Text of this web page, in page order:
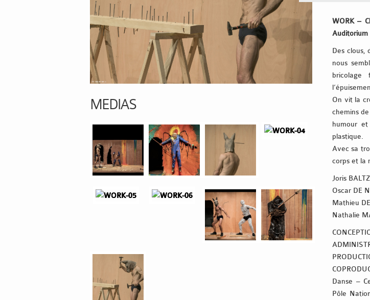
MEDIAS
WORK –
Auditorium
Des clous,
nous
bricolage
On vit la
chemins
humour
plastique.
Avec sa
corps et la
Joris BALTZ
Oscar DE
Mathieu
Nathalie
Danse –
Pôle